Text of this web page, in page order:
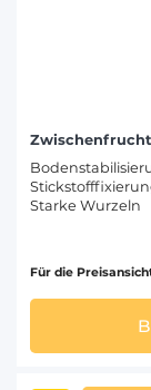
Starke Wurzeln
Für die